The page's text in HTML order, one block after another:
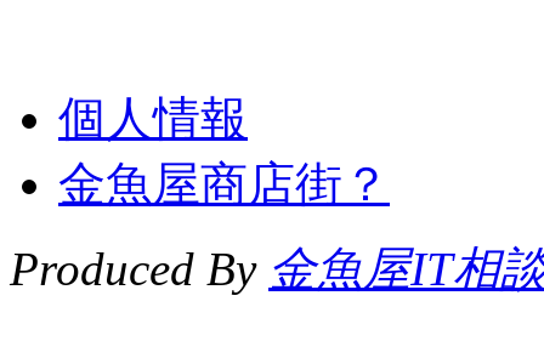
個人情報
金魚屋商店街？
Produced By 金魚屋IT相